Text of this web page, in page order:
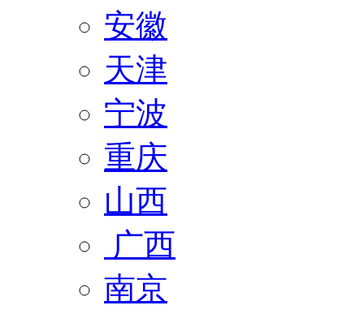
安徽
天津
宁波
重庆
山西
广西
南京